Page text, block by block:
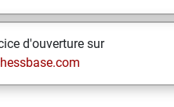
d'ouverture sur